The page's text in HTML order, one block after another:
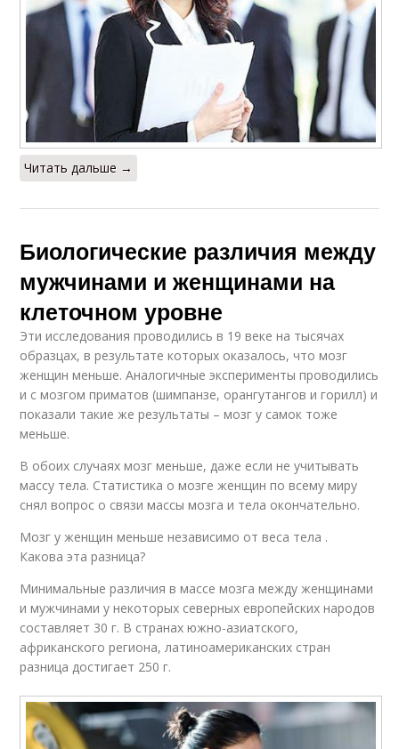
Читать дальше →
Биологические различия между
мужчинами и женщинами на
клеточном уровне
Эти исследования проводились в 19 веке на тысячах
образцах, в результате которых оказалось, что мозг
женщин меньше. Аналогичные эксперименты проводились
и с мозгом приматов (шимпанзе, орангутангов и горилл) и
показали такие же результаты – мозг у самок тоже
меньше.
В обоих случаях мозг меньше, даже если не учитывать
массу тела. Статистика о мозге женщин по всему миру
снял вопрос о связи массы мозга и тела окончательно.
Мозг у женщин меньше независимо от веса тела .
Какова эта разница?
Минимальные различия в массе мозга между женщинами
и мужчинами у некоторых северных европейских народов
составляет 30 г. В странах южно-азиатского,
африканского региона, латиноамериканских стран
разница достигает 250 г.